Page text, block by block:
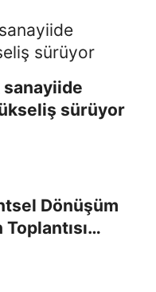
sanayiide
sürüyor
Dönüşüm